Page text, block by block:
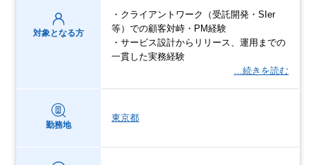
対象となる方
・クライアントワーク（受託開発・SIer
等）での顧客対峙・PM経験
・サービス設計からリリース、運用までの
一貫した実務経験
…続きを読む
勤務地
東京都